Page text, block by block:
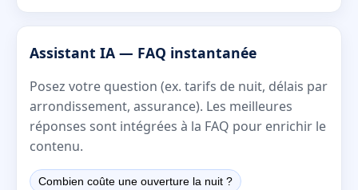
Assistant IA — FAQ instantanée
Posez votre question (ex. tarifs de nuit, délais par
arrondissement, assurance). Les meilleures
réponses sont intégrées à la FAQ pour enrichir le
contenu.
Combien coûte une ouverture la nuit ?